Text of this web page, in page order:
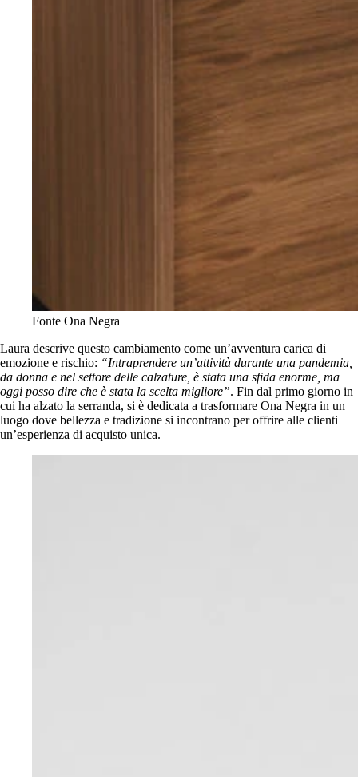
Fonte Ona Negra
Laura descrive questo cambiamento come un’avventura carica di
emozione e rischio: “Intraprendere un’attività durante una pandemia,
da donna e nel settore delle calzature, è stata una sfida enorme, ma
oggi posso dire che è stata la scelta migliore”. Fin dal primo giorno in
cui ha alzato la serranda, si è dedicata a trasformare Ona Negra in un
luogo dove bellezza e tradizione si incontrano per offrire alle clienti
un’esperienza di acquisto unica.